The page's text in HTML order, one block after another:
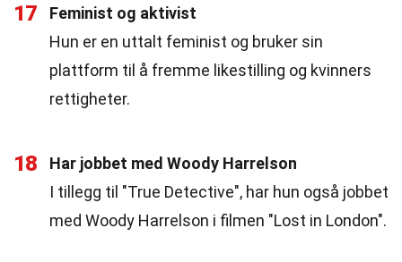
17
Feminist og aktivist
Hun er en uttalt feminist og bruker sin
plattform til å fremme likestilling og kvinners
rettigheter.
18
Har jobbet med Woody Harrelson
I tillegg til "True Detective", har hun også jobbet
med Woody Harrelson i filmen "Lost in London".